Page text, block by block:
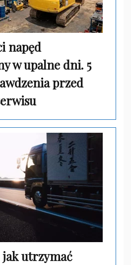
napęd
w upalne dni. 5
przed
jak utrzymać